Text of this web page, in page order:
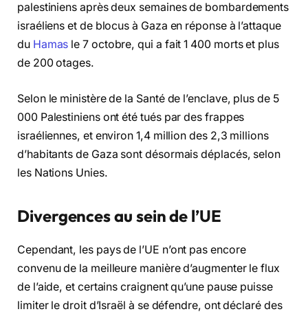
palestiniens après deux semaines de bombardements
israéliens et de blocus à Gaza en réponse à l’attaque
du Hamas le 7 octobre, qui a fait 1 400 morts et plus
de 200 otages.
Selon le ministère de la Santé de l’enclave, plus de 5
000 Palestiniens ont été tués par des frappes
israéliennes, et environ 1,4 million des 2,3 millions
d’habitants de Gaza sont désormais déplacés, selon
les Nations Unies.
Divergences au sein de l’UE
Cependant, les pays de l’UE n’ont pas encore
convenu de la meilleure manière d’augmenter le flux
de l’aide, et certains craignent qu’une pause puisse
limiter le droit d’Israël à se défendre, ont déclaré des